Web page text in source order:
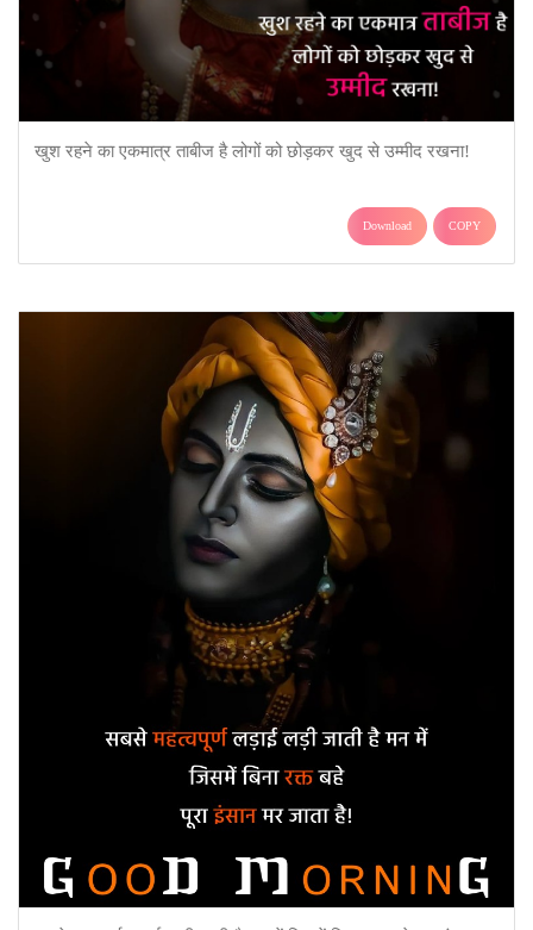
खुश रहने का एकमात्र ताबीज है लोगों को छोड़कर खुद से उम्मीद रखना!
Download COPY